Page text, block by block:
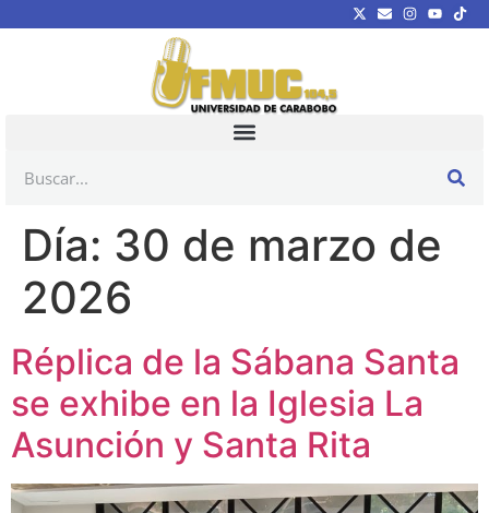
Día: 30 de marzo de
2026
Réplica de la Sábana Santa
se exhibe en la Iglesia La
Asunción y Santa Rita